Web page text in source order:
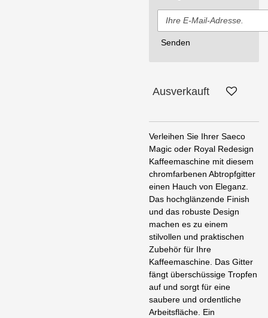
Senden
Ausverkauft
Verleihen Sie Ihrer Saeco
Magic oder Royal Redesign
Kaffeemaschine mit diesem
chromfarbenen Abtropfgitter
einen Hauch von Eleganz.
Das hochglänzende Finish
und das robuste Design
machen es zu einem
stilvollen und praktischen
Zubehör für Ihre
Kaffeemaschine. Das Gitter
fängt überschüssige Tropfen
auf und sorgt für eine
saubere und ordentliche
Arbeitsfläche. Ein